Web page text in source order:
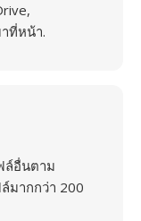
ที่หน้า.
ล์อื่นตาม
มากกว่า 200